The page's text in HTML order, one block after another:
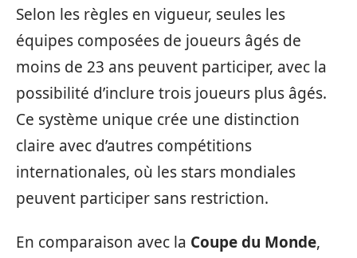
Selon les règles en vigueur, seules les
équipes composées de joueurs âgés de
moins de 23 ans peuvent participer, avec la
possibilité d’inclure trois joueurs plus âgés.
Ce système unique crée une distinction
claire avec d’autres compétitions
internationales, où les stars mondiales
peuvent participer sans restriction.
En comparaison avec la Coupe du Monde,